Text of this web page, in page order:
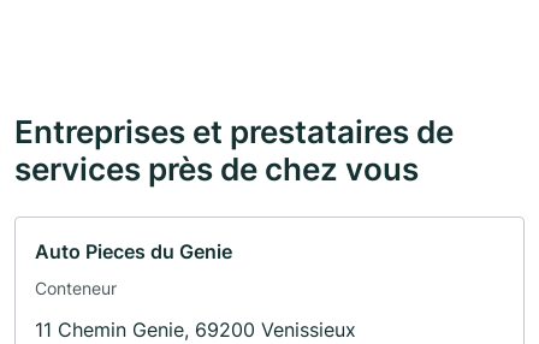
Entreprises et prestataires de
services près de chez vous
Auto Pieces du Genie
Conteneur
11 Chemin Genie, 69200 Venissieux